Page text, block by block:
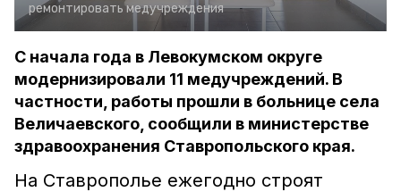
ремонтировать медучреждения
С начала года в Левокумском округе
модернизировали 11 медучреждений. В
частности, работы прошли в больнице села
Величаевского, сообщили в министерстве
здравоохранения Ставропольского края.
На Ставрополье ежегодно строят